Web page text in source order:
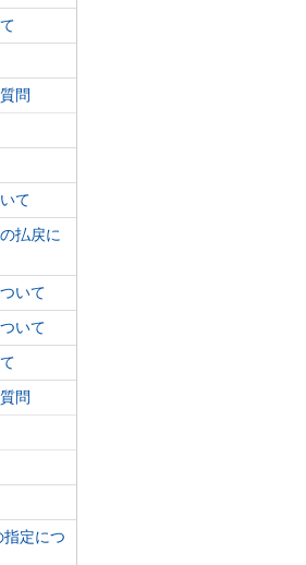
問
て
払戻に
いて
いて
問
指定につ